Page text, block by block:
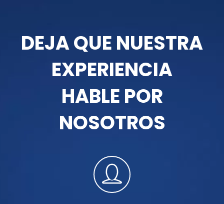
DEJA QUE NUESTRA
EXPERIENCIA
HABLE POR
NOSOTROS